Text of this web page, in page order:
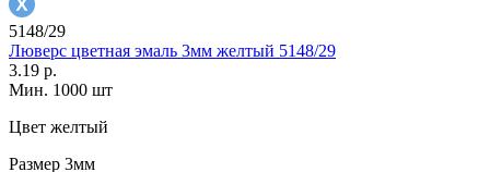
5148/29
Люверс цветная эмаль 3мм желтый 5148/29
3.19 р.
Мин. 1000 шт
Цвет желтый
Размер 3мм